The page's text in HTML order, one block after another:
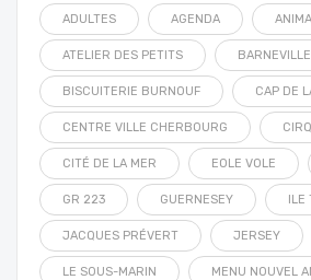
ADULTES AGENDA
ATELIER DES PETITS BARNEVILLE
BISCUITERIE BURNOUF CAP DE
CENTRE VILLE CHERBOURG
CITÉ DE LA MER EOLE VOLE
GR 223 GUERNESEY ILE
JACQUES PRÉVERT JERSEY
LE SOUS-MARIN MENU NOUVEL